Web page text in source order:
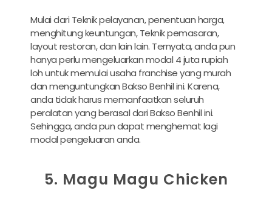
Mulai dari Teknik pelayanan, penentuan harga,
menghitung keuntungan, Teknik pemasaran,
layout restoran, dan lain lain. Ternyata, anda pun
hanya perlu mengeluarkan modal 4 juta rupiah
loh untuk memulai usaha franchise yang murah
dan menguntungkan Bakso Benhil ini. Karena,
anda tidak harus memanfaatkan seluruh
peralatan yang berasal dari Bakso Benhil ini.
Sehingga, anda pun dapat menghemat lagi
modal pengeluaran anda.
5. Magu Magu Chicken